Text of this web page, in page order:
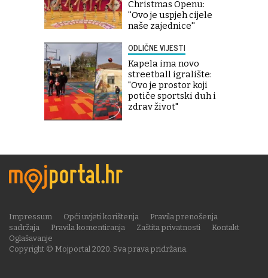
Christmas Openu:
''Ovo je uspjeh cijele
naše zajednice''
ODLIČNE VIJESTI
Kapela ima novo
streetball igralište:
"Ovo je prostor koji
potiče sportski duh i
zdrav život"
Copyright © Mojportal 2020. Sva prava pridržana.
Impressum Opći uvjeti korištenja
Pravila prenošenja
sadržaja
Pravila komentiranja Zaštita privatnosti
Kontakt
Oglašavanje